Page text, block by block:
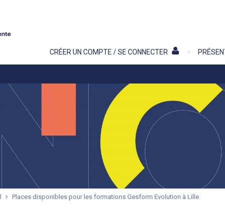
CRÉER UN COMPTE / SE CONNECTER
Places disponibles pour les formations Gesform Evolution à Lille